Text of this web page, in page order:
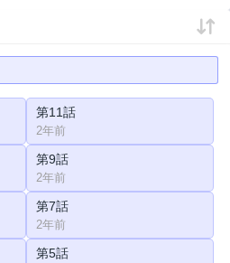
第11話
2年前
第9話
2年前
第7話
2年前
第5話